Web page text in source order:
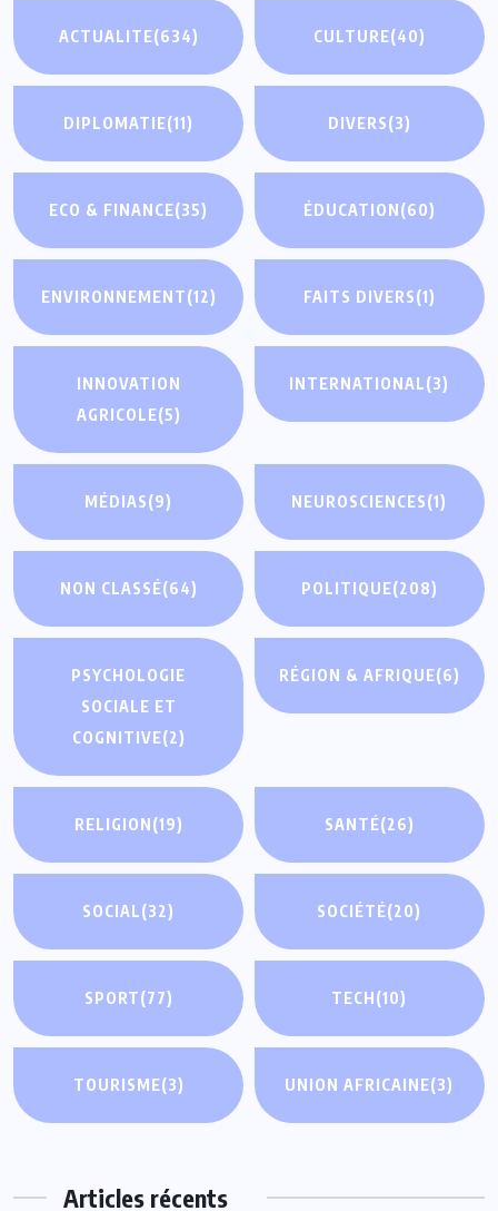
ACTUALITE(634) CULTURE(40)
DIPLOMATIE(11) DIVERS(3)
ECO & FINANCE(35) ÉDUCATION(60)
ENVIRONNEMENT(12) FAITS DIVERS(1)
INNOVATION
AGRICOLE(5)
INTERNATIONAL(3)
MÉDIAS(9) NEUROSCIENCES(1)
NON CLASSÉ(64) POLITIQUE(208)
PSYCHOLOGIE
SOCIALE ET
COGNITIVE(2)
RÉGION & AFRIQUE(6)
RELIGION(19) SANTÉ(26)
SOCIAL(32) SOCIÉTÉ(20)
SPORT(77) TECH(10)
TOURISME(3) UNION AFRICAINE(3)
Articles récents